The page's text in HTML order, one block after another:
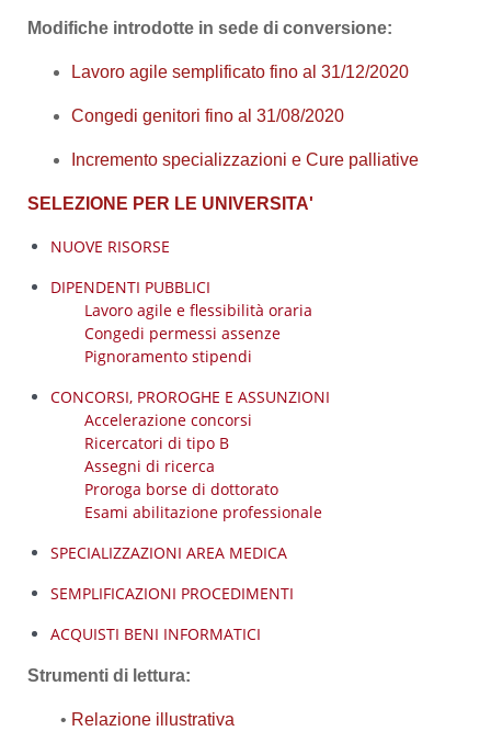
Modifiche introdotte in sede di conversione:
Lavoro agile semplificato fino al 31/12/2020
Congedi genitori fino al 31/08/2020
Incremento specializzazioni e Cure palliative
SELEZIONE PER LE UNIVERSITA'
NUOVE RISORSE
DIPENDENTI PUBBLICI
Lavoro agile e flessibilità oraria
Congedi permessi assenze
Pignoramento stipendi
CONCORSI, PROROGHE E ASSUNZIONI
Accelerazione concorsi
Ricercatori di tipo B
Assegni di ricerca
Proroga borse di dottorato
Esami abilitazione professionale
SPECIALIZZAZIONI AREA MEDICA
SEMPLIFICAZIONI PROCEDIMENTI
ACQUISTI BENI INFORMATICI
Strumenti di lettura:
• Relazione illustrativa